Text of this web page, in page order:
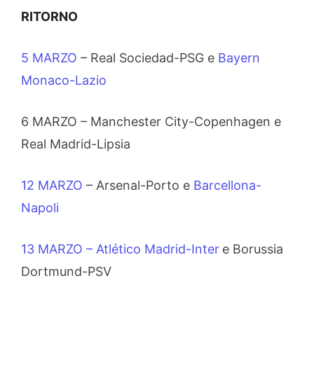
RITORNO
5 MARZO – Real Sociedad-PSG e Bayern
Monaco-Lazio
6 MARZO – Manchester City-Copenhagen e
Real Madrid-Lipsia
12 MARZO – Arsenal-Porto e Barcellona-
Napoli
13 MARZO – Atlético Madrid-Inter e Borussia
Dortmund-PSV